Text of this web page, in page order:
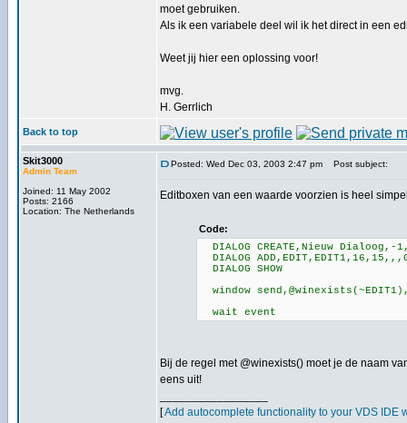
moet gebruiken.
Als ik een variabele deel wil ik het direct in een
Weet jij hier een oplossing voor!
mvg.
H. Gerrlich
Back to top
Skit3000
Admin Team
Joined: 11 May 2002
Posts: 2166
Location: The Netherlands
Posted: Wed Dec 03, 2003 2:47 pm Post subject:
Editboxen van een waarde voorzien is heel
Code:
DIALOG CREATE,Nieuw Dialoog,-
DIALOG
DIALOG SHOW
window
wait event
Bij de regel met @winexists() moet je de naam
eens uit!
[Add autocomplete functionality to your VDS IDE